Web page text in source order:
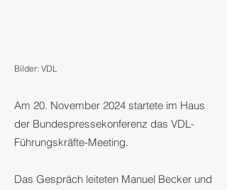
Bilder: VDL
Am 20. November 2024 startete im Haus
der Bundespressekonferenz das VDL-
Führungskräfte-Meeting.
Das Gespräch leiteten Manuel Becker und